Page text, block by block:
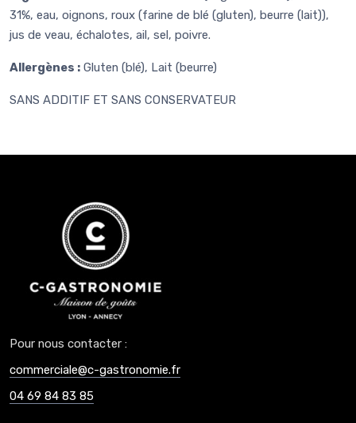
31%, eau, oignons, roux (farine de blé (gluten), beurre (lait)),
jus de veau, échalotes, ail, sel, poivre.
Allergènes : Gluten (blé), Lait (beurre)
SANS ADDITIF ET SANS CONSERVATEUR
Pour nous contacter :
commerciale@c-gastronomie.fr
04 69 84 83 85